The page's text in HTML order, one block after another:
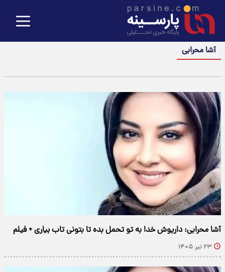
آشا محرابی
آشا محرابی: داریوش خدا به تو تحمل بده تا بتونی تاب بیاری + فیلم
۲۳ تیر ۱۴۰۵